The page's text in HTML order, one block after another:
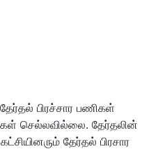
பிரச்சார பணிகள்
செல்லவில்லை. தேர்தலின்
தேர்தல் பிரசார